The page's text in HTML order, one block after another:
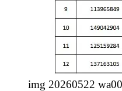
img 20260522